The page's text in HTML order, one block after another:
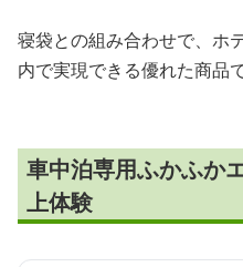
寝袋との組み合わせで、ホ
内で実現できる優れた商品で
車中泊専用ふかふか
上体験